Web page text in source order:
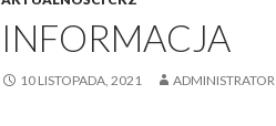
INFORMACJA
10 LISTOPADA, 2021 ADMINISTRATOR